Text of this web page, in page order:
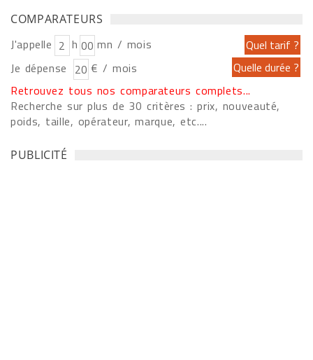
COMPARATEURS
J'appelle h
mn / mois
Je dépense
€ / mois
Retrouvez tous nos comparateurs complets...
Recherche sur plus de 30 critères : prix, nouveauté,
poids, taille, opérateur, marque, etc....
PUBLICITÉ